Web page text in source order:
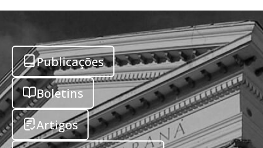
Publicações
Boletins
Artigos